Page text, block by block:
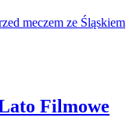
Filmowe